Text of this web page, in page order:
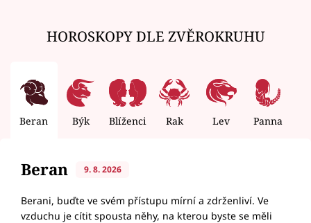
HOROSKOPY DLE ZVĚROKRUHU
Beran Býk Blíženci Rak Lev Panna
Beran 9. 8. 2026
Berani, buďte ve svém přístupu mírní a zdrženliví. Ve
vzduchu je cítit spousta něhy, na kterou byste se měli